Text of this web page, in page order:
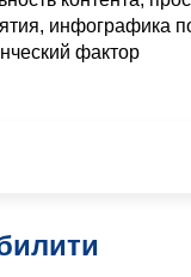
инфографика
фактор